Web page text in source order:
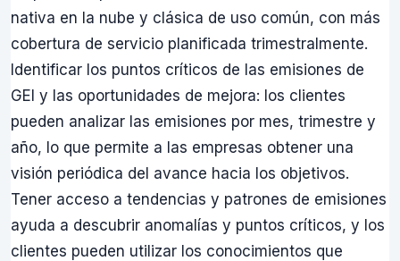
nativa en la nube y clásica de uso común, con más
cobertura de servicio planificada trimestralmente.
Identificar los puntos críticos de las emisiones de
GEI y las oportunidades de mejora: los clientes
pueden analizar las emisiones por mes, trimestre y
año, lo que permite a las empresas obtener una
visión periódica del avance hacia los objetivos.
Tener acceso a tendencias y patrones de emisiones
ayuda a descubrir anomalías y puntos críticos, y los
clientes pueden utilizar los conocimientos que